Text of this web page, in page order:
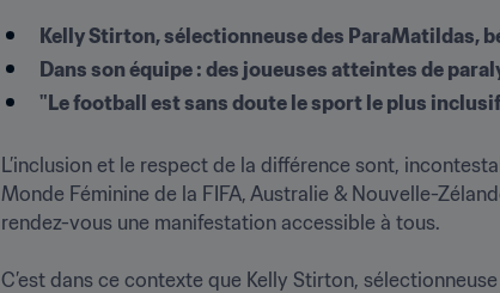
Kelly Stirton, sélectionneuse des ParaMatildas,
Dans son équipe : des joueuses atteintes de
"Le football est sans doute le sport le plus
L’inclusion et le respect de la différence sont,
Monde Féminine de la FIFA, Australie & Nouvelle-
rendez-vous une manifestation accessible à tous.
C’est dans ce contexte que Kelly Stirton,